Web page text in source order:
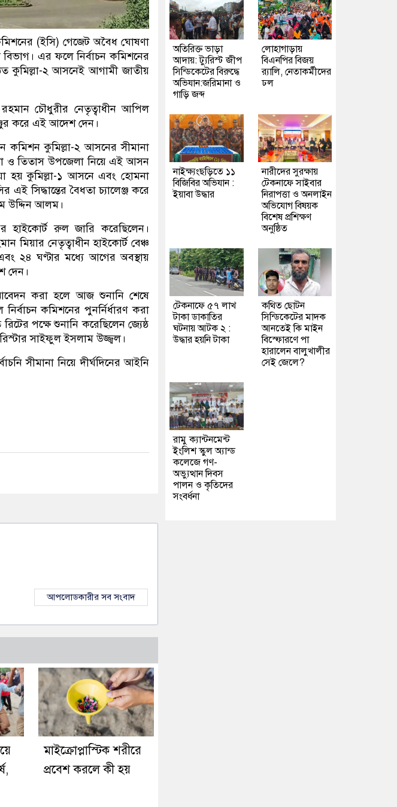
কমিশনের (ইসি) গেজেট অবৈধ ঘোষণা
এর ফলে নির্বাচন কমিশনের
কুমিল্লা-২ আসনেই আগামী জাতীয়
চৌধুরীর নেতৃত্বাধীন আপিল
করে এই আদেশ দেন।
কমিশন কুমিল্লা-২ আসনের সীমানা
ও তিতাস উপজেলা নিয়ে এই আসন
হয় কুমিল্লা-১ আসনে এবং হোমনা
সিদ্ধান্তের বৈধতা চ্যালেঞ্জ করে
উদ্দিন আলম।
হাইকোর্ট রুল জারি করেছিলেন।
মিয়ার নেতৃত্বাধীন হাইকোর্ট বেঞ্চ
২৪ ঘণ্টার মধ্যে আগের অবস্থায়
দেন।
করা হলে আজ শুনানি শেষে
কমিশনের পুনর্নির্ধারণ করা
পক্ষে শুনানি করেছিলেন জ্যেষ্ঠ
সাইফুল ইসলাম উজ্জ্বল।
সীমানা নিয়ে দীর্ঘদিনের আইনি
আপলোডকারীর সব সংবাদ
মাইক্রোপ্লাস্টিক শরীরে
প্রবেশ করলে কী হয়
অতিরিক্ত ভাড়া
আদায়: ট্যুরিস্ট জীপ
সিন্ডিকেটের বিরুদ্ধে
অভিযান:জরিমানা ও
গাড়ি জব্দ
লোহাগাড়ায়
বিএনপির বিজয়
র‍্যালি, নেতাকর্মীদের
ঢল
নাইক্ষ্যংছড়িতে ১১
বিজিবির অভিযান :
ইয়াবা উদ্ধার
নারীদের সুরক্ষায়
টেকনাফে সাইবার
নিরাপত্তা ও অনলাইন
অভিযোগ বিষয়ক
বিশেষ প্রশিক্ষণ
অনুষ্ঠিত
টেকনাফে ৫৭ লাখ
টাকা ডাকাতির
ঘটনায় আটক ২ :
উদ্ধার হয়নি টাকা
কথিত ছোটন
সিন্ডিকেটের মাদক
আনতেই কি মাইন
বিস্ফোরণে পা
হারালেন বালুখালীর
সেই জেলে?
রামু ক্যান্টনমেন্ট
ইংলিশ স্কুল অ্যান্ড
কলেজে গণ-
অভ্যুত্থান দিবস
পালন ও কৃতিদের
সংবর্ধনা